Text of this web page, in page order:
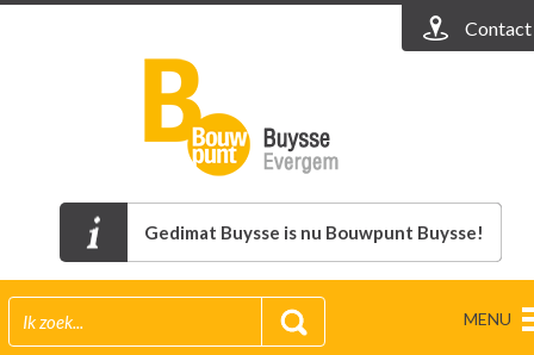
Contact
Gedimat Buysse is nu Bouwpunt Buysse!
MENU